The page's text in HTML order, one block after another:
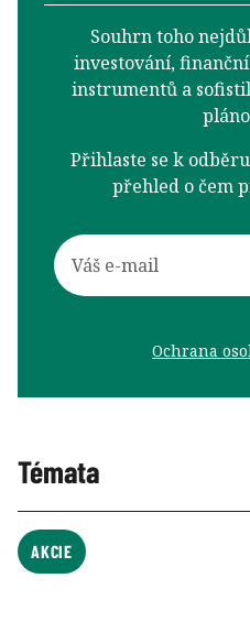
Souhrn toho
investování,
instrumentů a
Přihlaste se k
přehled o čem
Ochrana
Témata
AKCIE